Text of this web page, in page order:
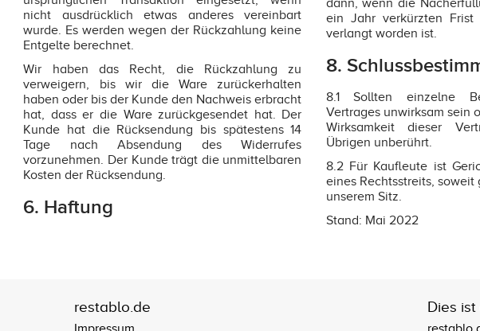
nicht ausdrücklich etwas anderes vereinbart
wurde. Es werden wegen der Rückzahlung keine
Entgelte berechnet.
Wir haben das Recht, die Rückzahlung zu
verweigern, bis wir die Ware zurückerhalten
haben oder bis der Kunde den Nachweis erbracht
hat, dass er die Ware zurückgesendet hat. Der
Kunde hat die Rücksendung bis spätestens 14
Tage nach Absendung des Widerrufes
vorzunehmen. Der Kunde trägt die unmittelbaren
Kosten der Rücksendung.
6. Haftung
dann, wenn die
ein Jahr verkürzten Frist
verlangt worden ist.
8.
8.1 Sollten einzelne
Vertrages unwirksam sein
Wirksamkeit dieser
Übrigen unberührt.
8.2 Für Kaufleute ist
eines Rechtsstreits, soweit
unserem Sitz.
Stand: Mai 2022
restablo.de Dies ist